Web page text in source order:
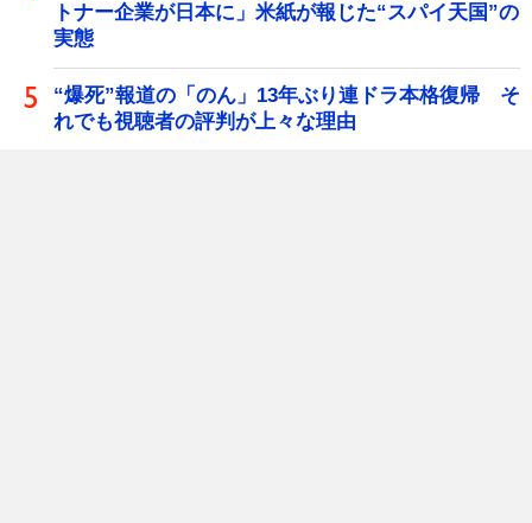
トナー企業が日本に」米紙が報じた“スパイ天国”の
実態
“爆死”報道の「のん」13年ぶり連ドラ本格復帰 そ
れでも視聴者の評判が上々な理由